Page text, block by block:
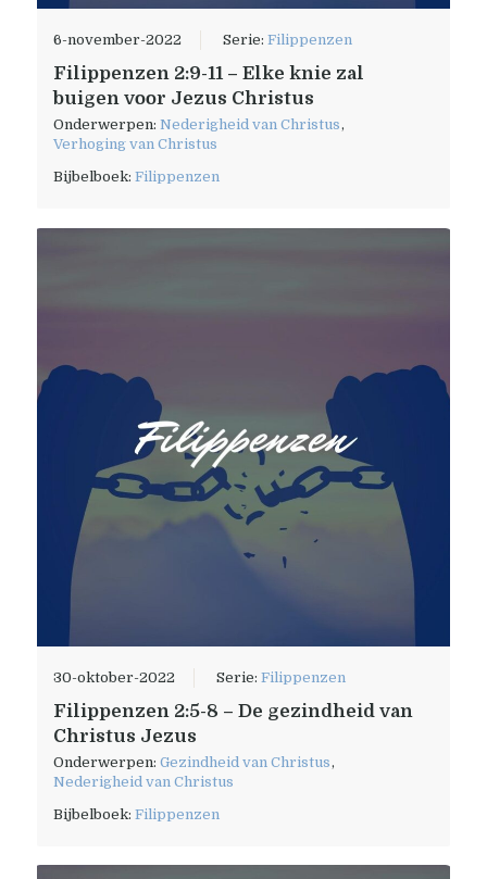
6-november-2022 Serie:Filippenzen
Filippenzen 2:9-11 – Elke knie zal
buigen voor Jezus Christus
Onderwerpen:Nederigheid van Christus,
Verhoging van Christus
Bijbelboek:Filippenzen
30-oktober-2022 Serie:Filippenzen
Filippenzen 2:5-8 – De gezindheid van
Christus Jezus
Onderwerpen:Gezindheid van Christus ,
Nederigheid van Christus
Bijbelboek:Filippenzen